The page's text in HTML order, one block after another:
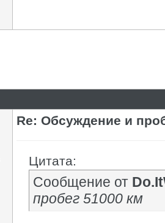
Re: Обсуждение и
Цитата:
Сообщение от
пробег 51000 км